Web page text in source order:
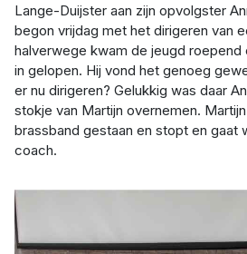
Lange-Duijster aan zijn opvolgster
begon vrijdag met het dirigeren van
halverwege kwam de jeugd roepend
in gelopen. Hij vond het genoeg
er nu dirigeren? Gelukkig was daar
stokje van Martijn overnemen.
brassband gestaan en stopt en gaat
coach.